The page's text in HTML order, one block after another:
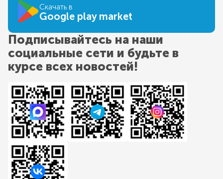
Скачать в
Google play market
Подписывайтесь на наши
социальные сети и будьте в
курсе всех новостей!